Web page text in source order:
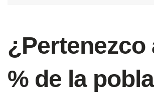
¿Pertenezco
% de la